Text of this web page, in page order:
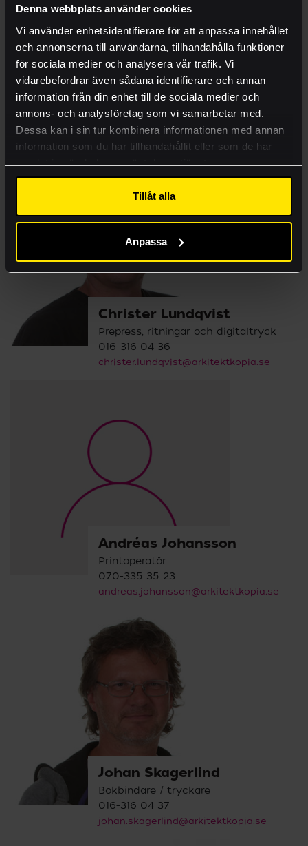
Denna webbplats använder cookies
Vi använder enhetsidentifierare för att anpassa innehållet
och annonserna till användarna, tillhandahålla funktioner
för sociala medier och analysera vår trafik. Vi
vidarebefordrar även sådana identifierare och annan
information från din enhet till de sociala medier och
annons- och analysföretag som vi samarbetar med.
Dessa kan i sin tur kombinera informationen med annan
information som du har tillhandahållit eller som de har
samlat in när du har använt deras tjänster.
Tillåt alla
Anpassa
Claes Notehag
Projektledare / grafisk form /
originalare
016-13 10 47
claes.notehag@arkitektkopia.se
Christer Lundqvist
Prepress, ritningar och digitaltryck
016-316 04 36
christer.lundqvist@arkitektkopia.se
Andréas Johansson
Printoperatör
070-335 35 23
andreas.johansson@arkitektkopia.se
Johan Skagerlind
Bokbindare / tryckare
016-316 04 37
johan.skagerlind@arkitektkopia.se
Produkter
Tjänster
Ritningsbeställning
Case
Kontakt
Visa mer
Lämna rätt material